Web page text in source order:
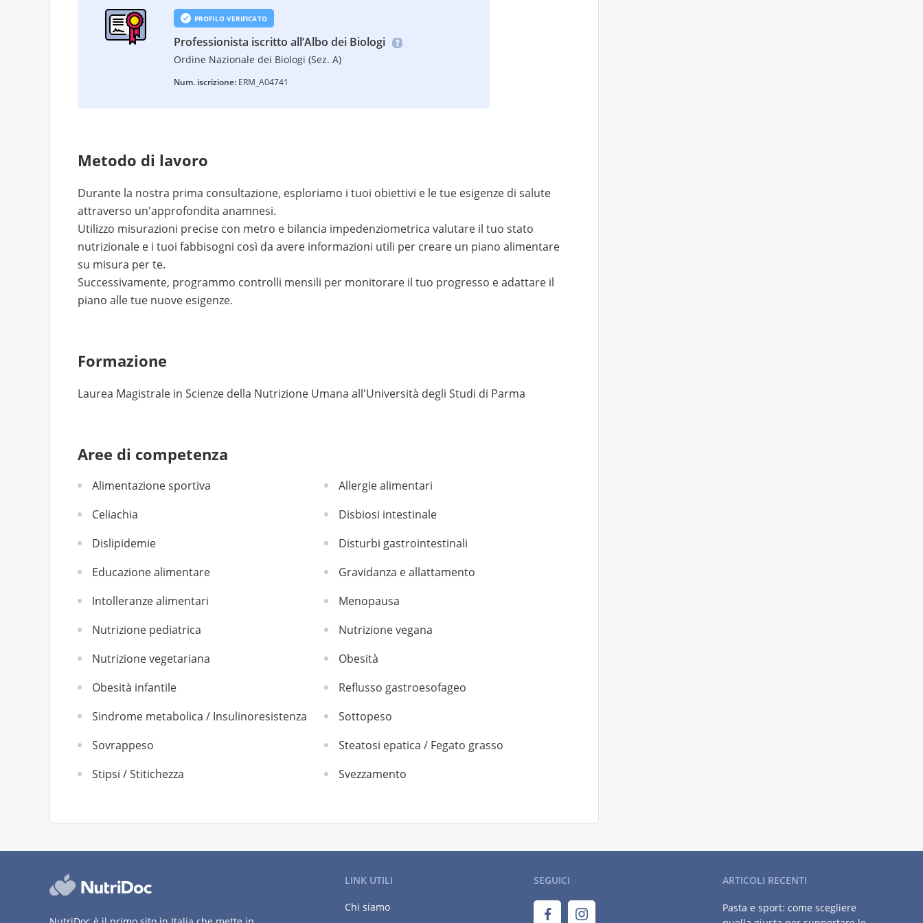
PROFILO VERIFICATO
Professionista iscritto all’Albo dei Biologi
Ordine Nazionale dei Biologi (Sez. A)
Num. iscrizione: ERM_A04741
Metodo di lavoro
Durante la nostra prima consultazione, esploriamo i tuoi obiettivi e le tue esigenze di salute
attraverso un'approfondita anamnesi.
Utilizzo misurazioni precise con metro e bilancia impedenziometrica valutare il tuo stato
nutrizionale e i tuoi fabbisogni così da avere informazioni utili per creare un piano alimentare
su misura per te.
Successivamente, programmo controlli mensili per monitorare il tuo progresso e adattare il
piano alle tue nuove esigenze.
Formazione
Laurea Magistrale in Scienze della Nutrizione Umana all'Università degli Studi di Parma
Aree di competenza
Alimentazione sportiva
Allergie alimentari
Celiachia
Disbiosi intestinale
Dislipidemie
Disturbi gastrointestinali
Educazione alimentare
Gravidanza e allattamento
Intolleranze alimentari
Menopausa
Nutrizione pediatrica
Nutrizione vegana
Nutrizione vegetariana
Obesità
Obesità infantile
Reflusso gastroesofageo
Sindrome metabolica / Insulinoresistenza
Sottopeso
Sovrappeso
Steatosi epatica / Fegato grasso
Stipsi / Stitichezza
Svezzamento
LINK UTILI
Chi siamo
SEGUICI ARTICOLI RECENTI
Pasta e sport: come scegliere